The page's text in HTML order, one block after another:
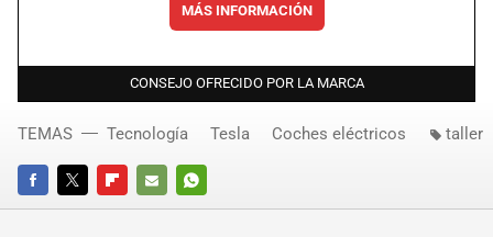
MÁS INFORMACIÓN
CONSEJO OFRECIDO POR LA MARCA
FACEBOOKTWITTERFLIPBOARD
E-
WHATSAPP
TEMAS Tecnología Tesla Coches eléctricos taller